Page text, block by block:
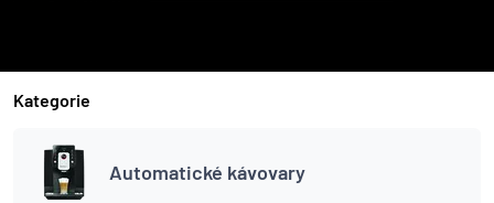
Kategorie
Automatické kávovary